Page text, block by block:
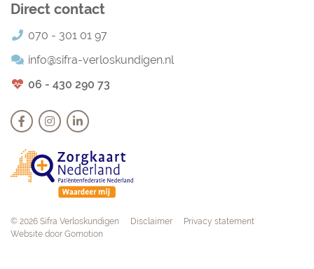
Direct contact
070 - 301 01 97
info@sifra-verloskundigen.nl
06 - 430 290 73
Navigation
© 2026 Sifra Verloskundigen Disclaimer
Privacy statement
Website door Gomotion